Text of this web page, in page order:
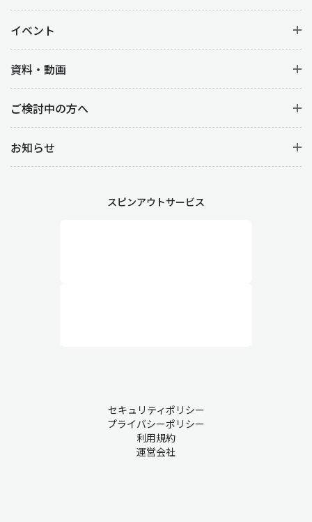
イベント
資料・動画
ご検討中の方へ
お知らせ
スピンアウトサービス
セキュリティポリシー
プライバシーポリシー
利用規約
運営会社